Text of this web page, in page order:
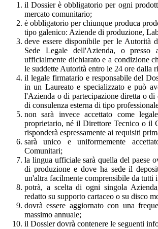
il Dossier è obbligatorio per ogni
mercato comunitario;
è obbligatorio per chiunque produca
tipo galenico: Aziende di produzione,
deve essere disponibile per le Autorità
Sede Legale dell'Azienda, o presso
ufficialmente dichiarato e a condizione
le suddette Autorità entro le 24 ore dalla
il legale firmatario e responsabile del
in un Laureato e specializzato e può
l'Azienda o di partecipazione diretta o di
di consulenza esterna di tipo
non sarà invece accettato come
proprietario, né il Direttore Tecnico o il
risponderà espressamente ai requisiti
sarà unico e uniformemente
Comunitari;
la lingua ufficiale sarà quella del paese
di produzione e dove ha sede il
un'altra facilmente comprensibile da tutti
potrà, a scelta di ogni singola
redatto su supporto cartaceo o su disco
dovrà essere aggiornato con una
massimo annuale;
il Dossier dovrà contenere le seguenti